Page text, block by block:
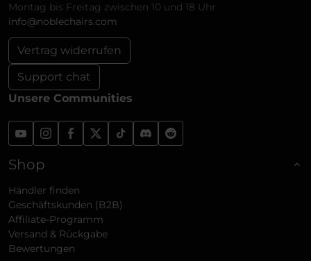
Montag bis Freitag zwischen 10 und 18 Uhr
info@noblechairs.com
Vertrag widerrufen
Support chat
Unsere Communities
Shop
Händler finden
Geschäftskunden (B2B)
Affiliate-Programm
Versand & Rückgabe
Bewertungen